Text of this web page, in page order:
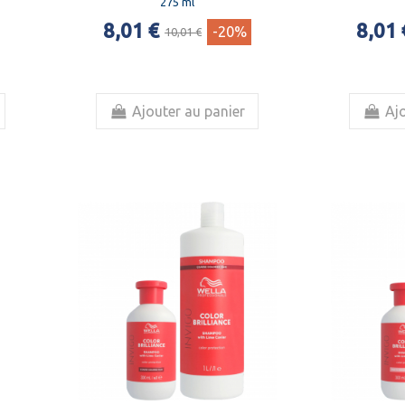
8,01 € 10,01 € -20%
Ajouter au panier
8,01